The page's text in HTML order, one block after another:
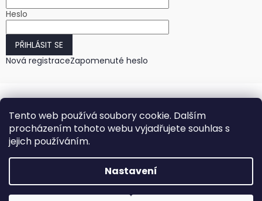
Tento web používá soubory cookie. Dalším
procházením tohoto webu vyjadřujete souhlas s
jejich používáním.
Nastavení
Heslo
PŘIHLÁSIT SE
Nová registraceZapomenuté heslo
Vytvořil Shoptet
Copyright 2026HODINKY-HODINY.cz. Všechna práva